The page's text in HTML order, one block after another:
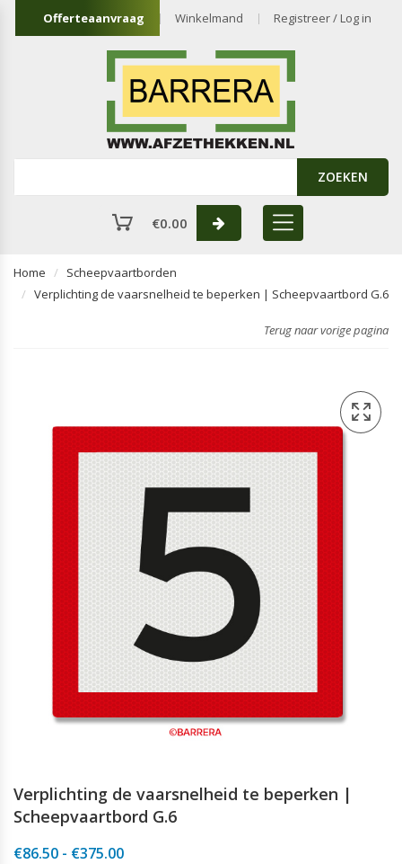
Offerteaanvraag Winkelmand Registreer / Log in
ZOEKEN
€0.00
Home
Scheepvaartborden
Verplichting de vaarsnelheid te beperken | Scheepvaartbord G.6
Terug naar vorige pagina
Verplichting de vaarsnelheid te beperken |
Scheepvaartbord G.6
€86.50 - €375.00Prijsklasse: